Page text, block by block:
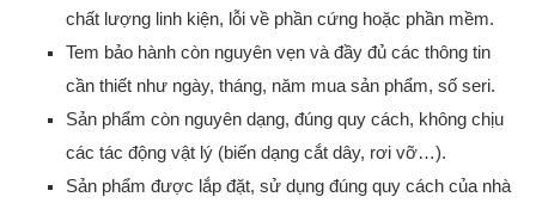
chất lượng linh kiện, lỗi về phần cứng hoặc phần mềm.
Tem bảo hành còn nguyên vẹn và đầy đủ các thông tin
cần thiết như ngày, tháng, năm mua sản phẩm, số seri.
Sản phẩm còn nguyên dạng, đúng quy cách, không chịu
các tác động vật lý (biến dạng cắt dây, rơi vỡ…).
Sản phẩm được lắp đặt, sử dụng đúng quy cách của nhà